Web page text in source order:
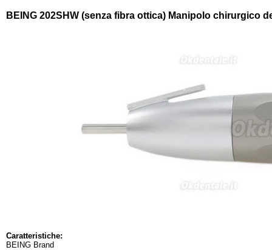
BEING 202SHW (senza fibra ottica) Manipolo chirurgico
Caratteristiche:
BEING Brand